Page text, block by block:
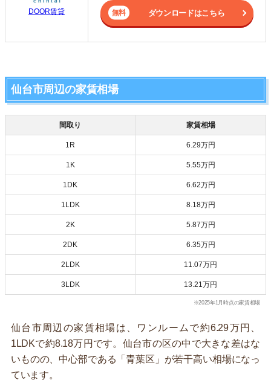
DOOR賃貸 ダウンロードはこちら
仙台市周辺の家賃相場
間取り 家賃相場
1R 6.29万円
1K 5.55万円
1DK 6.62万円
1LDK 8.18万円
2K 5.87万円
2DK 6.35万円
2LDK 11.07万円
3LDK 13.21万円
※2025年1月時点の家賃相場
仙台市周辺の家賃相場は、ワンルームで約6.29万円、
1LDKで約8.18万円です。仙台市の区の中で大きな差はな
いものの、中心部である「青葉区」が若干高い相場になっ
ています。